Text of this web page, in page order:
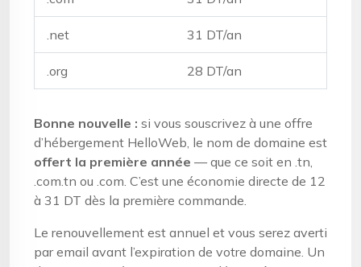
.net 31 DT/an
.org 28 DT/an
Bonne nouvelle : si vous souscrivez à une offre
d’hébergement HelloWeb, le nom de domaine est
offert la première année — que ce soit en .tn,
.com.tn ou .com. C’est une économie directe de 12
à 31 DT dès la première commande.
Le renouvellement est annuel et vous serez averti
par email avant l’expiration de votre domaine. Un